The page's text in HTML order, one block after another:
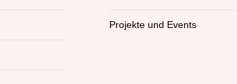
Projekte und Events